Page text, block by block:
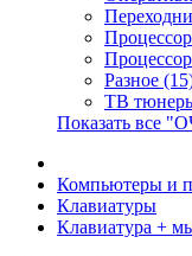
Разное
ТВ
Показать все
Компьютеры и
Клавиатуры
Клавиатура +